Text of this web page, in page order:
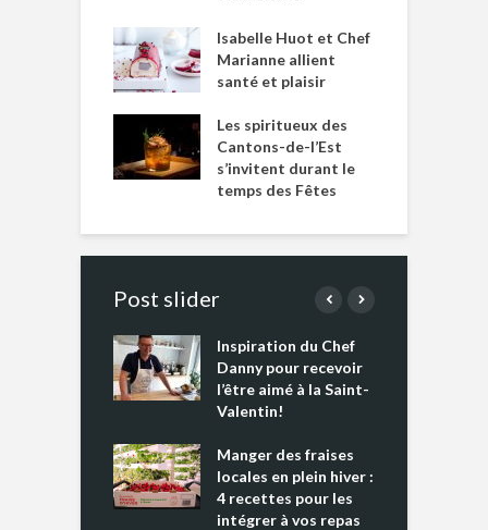
Isabelle Huot et Chef
Marianne allient
santé et plaisir
Les spiritueux des
Cantons-de-l’Est
s’invitent durant le
temps des Fêtes
Post slider
Inspiration du Chef
Danny pour recevoir
l’être aimé à la Saint-
Valentin!
Manger des fraises
locales en plein hiver :
4 recettes pour les
intégrer à vos repas